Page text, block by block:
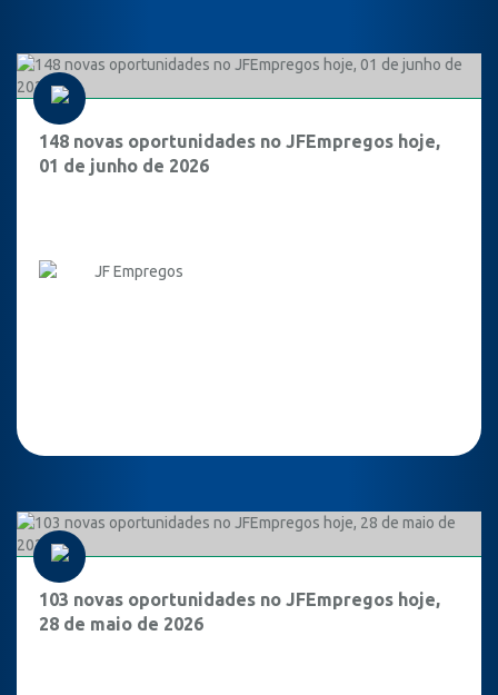
148 novas oportunidades no JFEmpregos hoje,
01 de junho de 2026
JF Empregos
103 novas oportunidades no JFEmpregos hoje,
28 de maio de 2026